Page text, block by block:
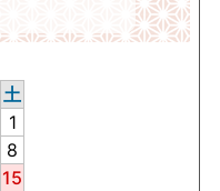
土
1
8
15